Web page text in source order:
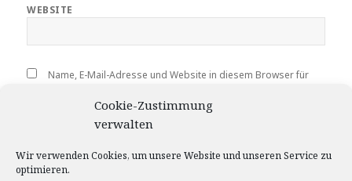
Cookie-Zustimmung
verwalten
Wir verwenden Cookies, um unsere Website und unseren Service zu
optimieren.
WEBSITE
Name, E-Mail-Adresse und Website in diesem Browser für